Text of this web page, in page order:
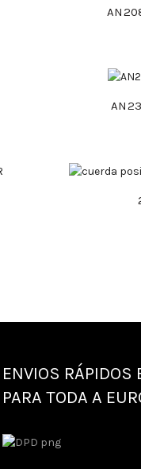
ENVIOS RÁPIDOS
PARA TODA A